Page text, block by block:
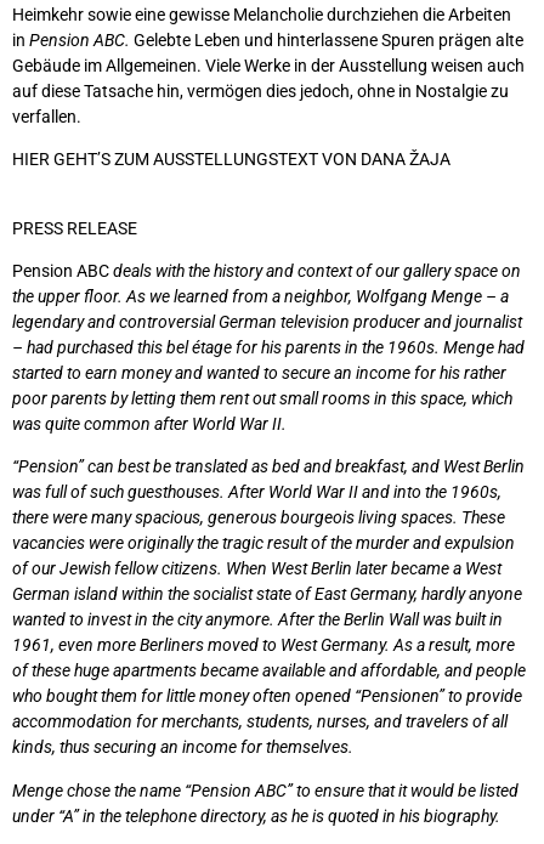
Heimkehr sowie eine gewisse Melancholie durchziehen die Arbeiten
in Pension ABC. Gelebte Leben und hinterlassene Spuren prägen alte
Gebäude im Allgemeinen. Viele Werke in der Ausstellung weisen auch
auf diese Tatsache hin, vermögen dies jedoch, ohne in Nostalgie zu
verfallen.
HIER GEHT’S ZUM AUSSTELLUNGSTEXT VON DANA ŽAJA
PRESS RELEASE
Pension ABCdeals with the history and context of our gallery space on
the upper floor. As we learned from a neighbor, Wolfgang Menge – a
legendary and controversial German television producer and journalist
– had purchased this bel étage for his parents in the 1960s. Menge had
started to earn money and wanted to secure an income for his rather
poor parents by letting them rent out small rooms in this space, which
was quite common after World War II.
“Pension” can best be translated as bed and breakfast, and West Berlin
was full of such guesthouses. After World War II and into the 1960s,
there were many spacious, generous bourgeois living spaces. These
vacancies were originally the tragic result of the murder and expulsion
of our Jewish fellow citizens. When West Berlin later became a West
German island within the socialist state of East Germany, hardly anyone
wanted to invest in the city anymore. After the Berlin Wall was built in
1961, even more Berliners moved to West Germany. As a result, more
of these huge apartments became available and affordable, and people
who bought them for little money often opened “Pensionen” to provide
accommodation for merchants, students, nurses, and travelers of all
kinds, thus securing an income for themselves.
Menge chose the name “Pension ABC” to ensure that it would be listed
under “A” in the telephone directory, as he is quoted in his biography.